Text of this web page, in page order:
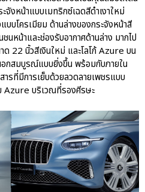
งหน้าแบบเมทริกซ์เฉดสีดำเงาใหม่
บโครเมียม ด้านล่างของกระจังหน้าสี
นหน้าและช่องรับอากาศด้านล่าง มากไป
22 นิ้วสีเงินใหม่ และโลโก้ Azure บน
กสมบูรณ์แบบยิ่งขึ้น พร้อมกับภายใน
ารที่มีการเย็บด้วยลวดลายเพชรแบบ
บริเวณที่รองศีรษะ